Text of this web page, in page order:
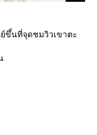
ขึ้นที่จุดชมวิวเขาตะ